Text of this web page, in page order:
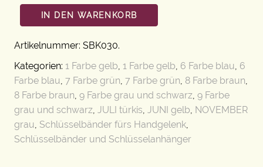
IN DEN WARENKORB
Artikelnummer: SBK030.
Kategorien: 1 Farbe gelb, 1 Farbe gelb, 6 Farbe blau, 6
Farbe blau, 7 Farbe grün, 7 Farbe grün, 8 Farbe braun,
8 Farbe braun, 9 Farbe grau und schwarz, 9 Farbe
grau und schwarz, JULI türkis, JUNI gelb, NOVEMBER
grau, Schlüsselbänder fürs Handgelenk,
Schlüsselbänder und Schlüsselanhänger